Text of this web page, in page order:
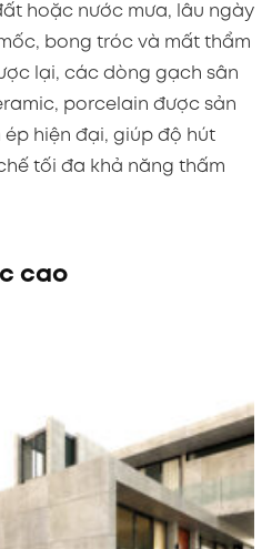
hoặc nước mưa, lâu ngày
bong tróc và mất thẩm
lại, các dòng gạch sân
porcelain được sản
hiện đại, giúp độ hút
tối đa khả năng thấm
cao